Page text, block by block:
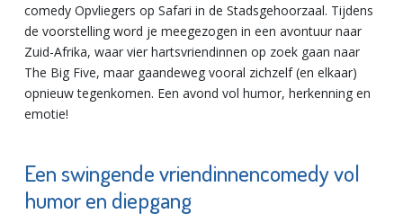
comedy Opvliegers op Safari in de Stadsgehoorzaal. Tijdens
de voorstelling word je meegezogen in een avontuur naar
Zuid-Afrika, waar vier hartsvriendinnen op zoek gaan naar
The Big Five, maar gaandeweg vooral zichzelf (en elkaar)
opnieuw tegenkomen. Een avond vol humor, herkenning en
emotie!
Een swingende vriendinnencomedy vol
humor en diepgang